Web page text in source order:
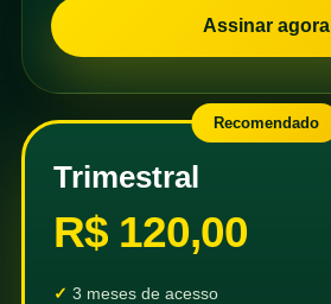
Assinar agora
Recomendado
Trimestral
R$ 120,00
3 meses de acesso